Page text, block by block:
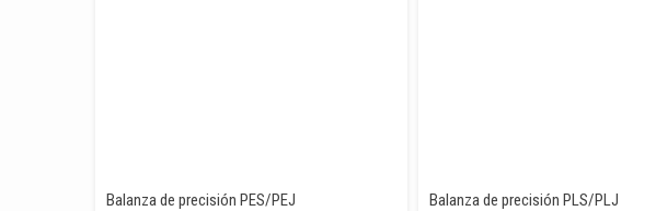
Balanza de precisión PES/PEJ Balanza de precisión PLS/PLJ